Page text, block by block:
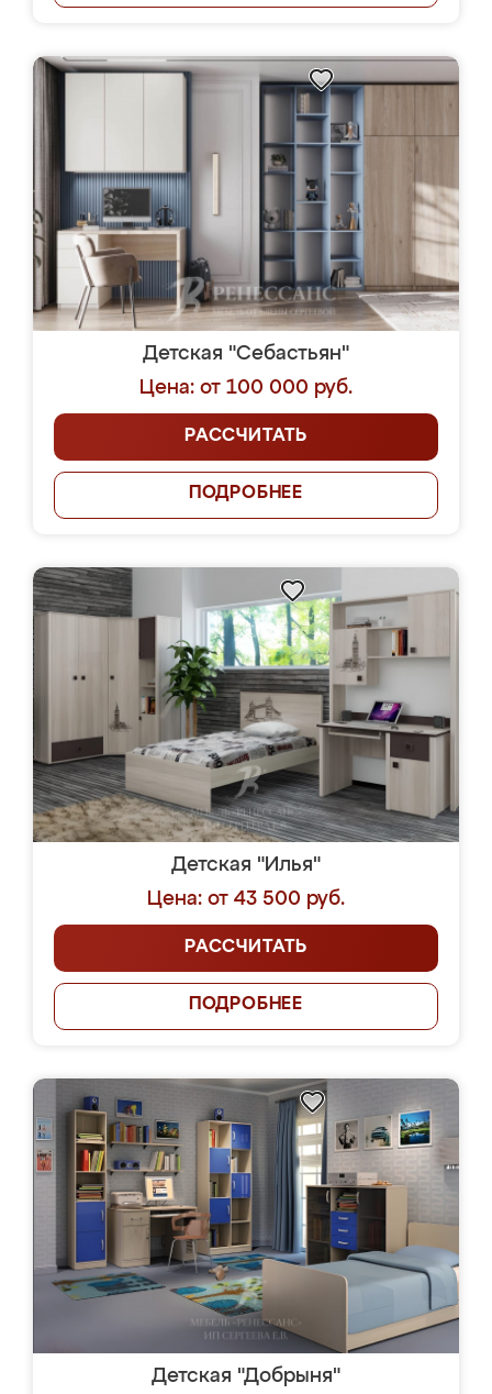
Детская "Себастьян"
Цена: от 100 000 руб.
РАССЧИТАТЬ
ПОДРОБНЕЕ
Детская "Илья"
Цена: от 43 500 руб.
РАССЧИТАТЬ
ПОДРОБНЕЕ
Детская "Добрыня"